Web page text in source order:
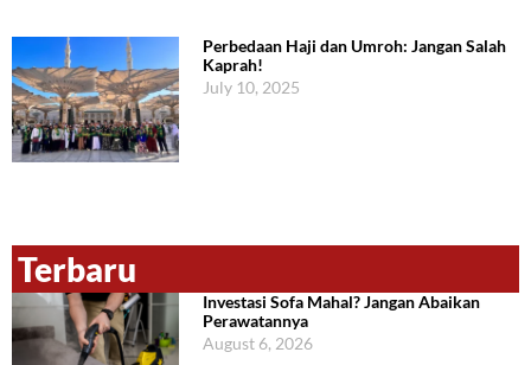
Perbedaan Haji dan Umroh: Jangan Salah
Kaprah!
July 10, 2025
Terbaru
Investasi Sofa Mahal? Jangan Abaikan
Perawatannya
August 6, 2026